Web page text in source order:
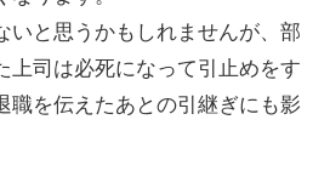
いと思うかもしれませんが、部
上司は必死になって引止めをす
職を伝えたあとの引継ぎにも影